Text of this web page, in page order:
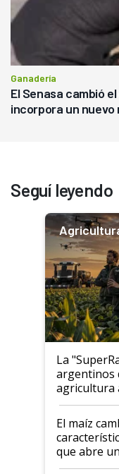
Ganadería
El Senasa cambió
incorpora un
Seguí leyendo
La
argentinos
agricultura
infinitas"
El maíz
que abre
el lote